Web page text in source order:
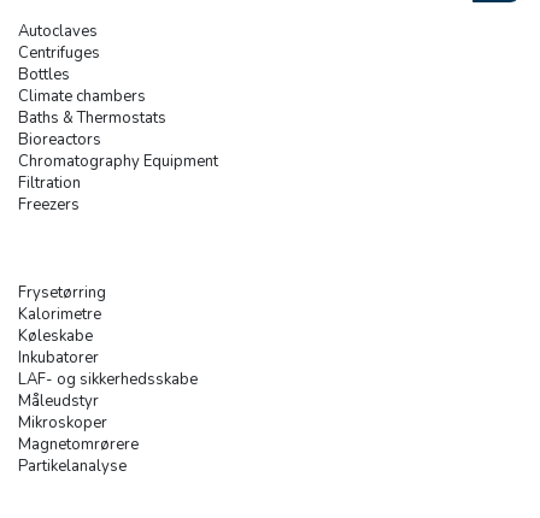
Autoclaves
Centrifuges
Bottles
Climate chambers
Baths & Thermostats
Bioreactors
Chromatography Equipment
Filtration
Freezers
Frysetørring
Kalorimetre
Køleskabe
Inkubatorer
LAF- og sikkerhedsskabe
Måleudstyr
Mikroskoper
Magnetomrørere
Partikelanalyse